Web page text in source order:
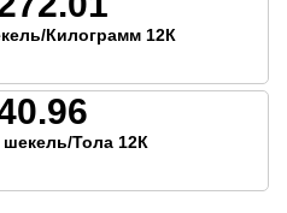
Килограмм 12К
Тола 12К